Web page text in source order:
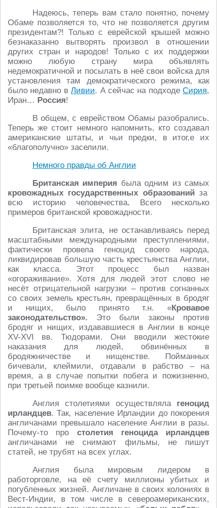
Надеюсь, теперь вам стало понятно, почему
Обаме позволяется то, что не позволяется другим
президентам?! Только с еврейской крышей можно
безнаказанно вытворять произвол в отношении
других стран и народов! Только с их поддержки
можно любую страну мира объявлять
недемократичной и посылать в неё свои войска для
установления там демократического режима, как
было недавно вЛивии. А сейчас на подходе Сирия,
Иран… Россия!
В общем, с еврейством Обамы разобрались.
Теперь же стоит немного напомнить, кто создавал
американские штаты, и чьи предки, в итог,е их
«благополучно» заселили.
Немного правды об Англии
Британская империя была одним из самых
кровожадных государственных образований за
всю историю человечества. Всего несколько
примеров британской кровожадности.
Британская элита, не останавливаясь перед
масштабными международными преступлениями,
фактически провела геноцид своего народа,
ликвидировав большую часть крестьянства Англии,
как класса. Этот процесс был назван
«огораживание». Хотя для людей этот слово не
несёт отрицательной нагрузки – против согнанных
со своих земель крестьян, превращённых в бродяг
и нищих, было принято т.н. «Кровавое
законодательство». Это были законы против
бродяг и нищих, издававшиеся в Англии в конце
XV-XVI вв. Тюдорами. Они вводили жестокие
наказания для людей, обвинённых в
бродяжничестве и нищенстве. Пойманных
бичевали, клеймили, отдавали в рабство – на
время, а в случае попытки побега и пожизненно,
при третьей поимке вообще казнили.
Англия столетиями осуществляла геноцид
ирландцев. Так, население Ирландии до покорения
англичанами превышало население Англии в разы.
Почему-то про столетия геноцида ирландцев
англичанами не снимают фильмы, не пишут
статей, не трубят на всех углах.
Англия была мировым лидером в
работорговле, на её счету миллионы убитых и
погубленных жизней. Англичане в своих колониях в
Вест-Индии, в том числе в североамериканских,